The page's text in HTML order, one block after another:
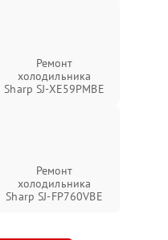
Ремонт
холодильника
Sharp SJ-XE59PMBE
Ремонт
холодильника
Sharp SJ-FP760VBE